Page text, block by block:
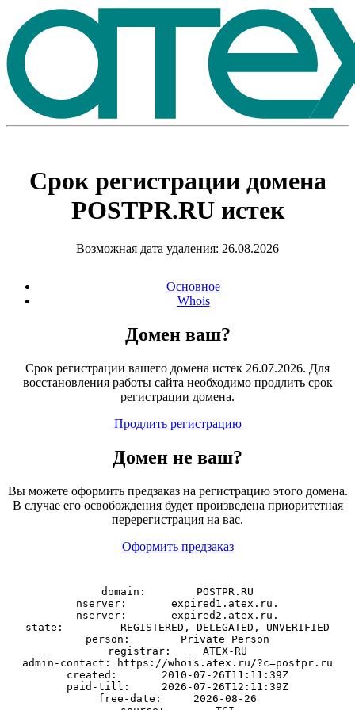
Срок регистрации домена
POSTPR.RUистек
Возможная дата удаления: 26.08.2026
Основное
Whois
Домен ваш?
Срок регистрации вашего домена истек 26.07.2026. Для
восстановления работы сайта необходимо продлить срок
регистрации домена.
Продлить регистрацию
Домен не ваш?
Вы можете оформить предзаказ на регистрацию этого домена.
В случае его освобождения будет произведена приоритетная
перерегистрация на вас.
Оформить предзаказ
domain:        POSTPR.RU
nserver:       expired1.atex.ru.
nserver:       expired2.atex.ru.
state:         REGISTERED, DELEGATED, UNVERIFIED
person:        Private Person
registrar:     ATEX-RU
admin-contact: https://whois.atex.ru/?c=postpr.ru
created:       2010-07-26T11:11:39Z
paid-till:     2026-07-26T12:11:39Z
free-date:     2026-08-26